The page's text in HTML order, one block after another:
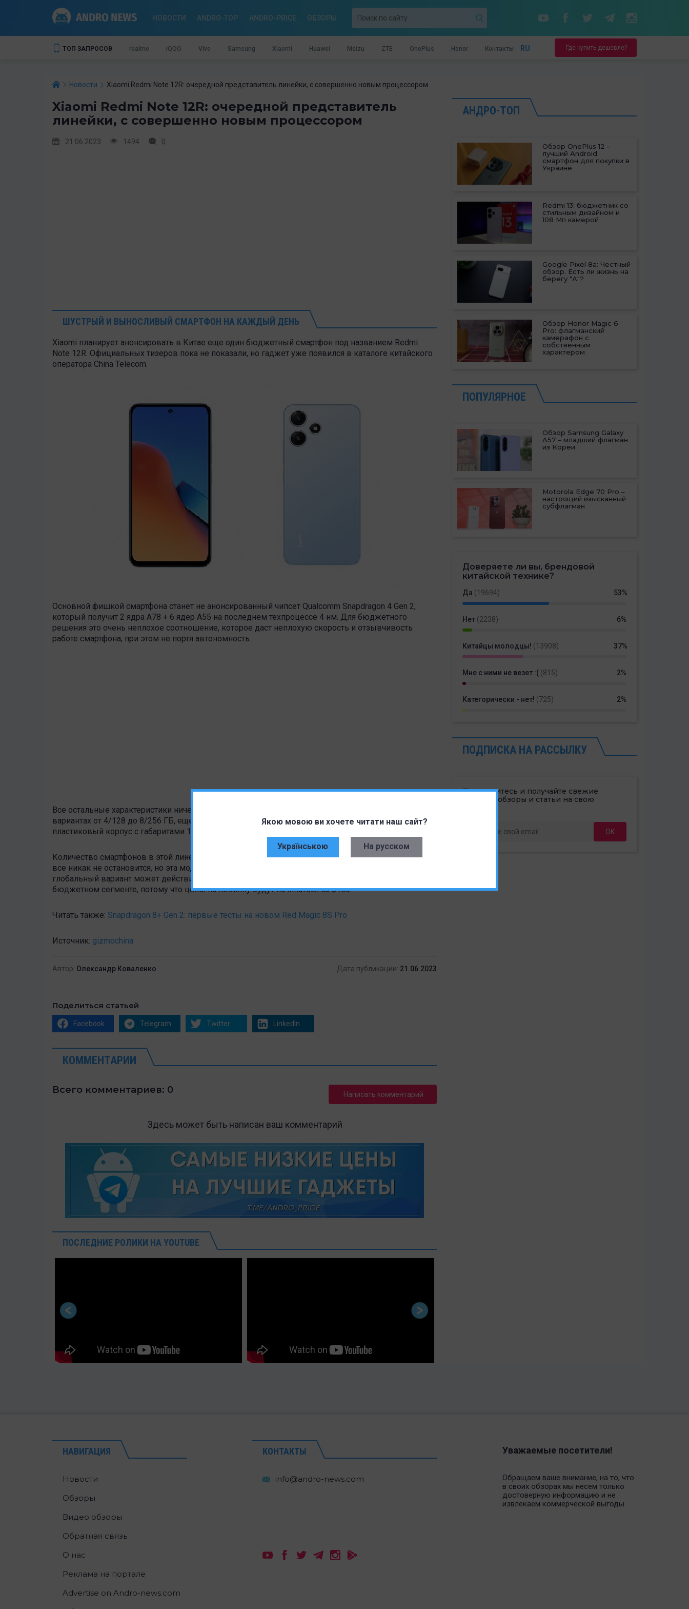
Якою мовою ви хочете читати наш сайт?
Українською На русском
НОВОСТИ ANDRO-TOP ANDRO-PRICE ОБЗОРЫ
ТОП ЗАПРОСОВ realme iQOO Vivo Samsung Xiaomi Huawei Meizu ZTE OnePlus Honor Контакты RU Где купить дешевле?
Новости Xiaomi Redmi Note 12R: очередной представитель линейки, с совершенно новым процессором
Xiaomi Redmi Note 12R: очередной представитель
линейки, с совершенно новым процессором
21.06.2023 1494 0
ШУСТРЫЙ И ВЫНОСЛИВЫЙ СМАРТФОН НА КАЖДЫЙ ДЕНЬ
Xiaomi планирует анонсировать в Китае еще один бюджетный смартфон под названием Redmi
Note 12R. Официальных тизеров пока не показали, но гаджет уже появился в каталоге китайского
оператора China Telecom.
Основной фишкой смартфона станет не анонсированный чипсет Qualcomm Snapdragon 4 Gen 2,
который получит 2 ядра А78 + 6 ядер А55 на последнем техпроцессе 4 нм. Для бюджетного
решения это очень неплохое соотношение, которое даст неплохую скорость и отзывчивость
работе смартфона, при этом не портя автономность.
Все остальные характеристики ничем не выделяются: 6,79-дюймовый дисплей Full HD+, память в
вариантах от 4/128 до 8/256 ГБ, еще и с поддержкой microSD. Аккумулятор на 5000 мАч и
пластиковый корпус с габаритами 168,6 х 76,28 х 8,17 мм при весе 199 г.
Количество смартфонов в этой линейке уже не просто поражает, а немного раздражает. Конвейер
все никак не остановится, но эта модель хоть не переименованный предшественник, и ее
глобальный вариант может действительно стать довольно привлекательной покупкой в
бюджетном сегменте, потому что цены на новинку будут начинаться со $150.
Читать также: Snapdragon 8+ Gen 2: первые тесты на новом Red Magic 8S Pro
Источник: gizmochina
Автор: Олександр Коваленко Дата публикации: 21.06.2023
Поделиться статьей
Facebook Telegram Twitter LinkedIn
КОММЕНТАРИИ
Всего комментариев: 0 Написать комментарий
Здесь может быть написан ваш комментарий
ПОСЛЕДНИЕ РОЛИКИ НА YOUTUBE
АНДРО-ТОП
Обзор OnePlus 12 –
лучший Android
смартфон для покупки в
Украине
Redmi 13: бюджетник со
стильным дизайном и
108 Мп камерой
Google Pixel 8a: Честный
обзор. Есть ли жизнь на
берегу "А"?
Обзор Honor Magic 6
Pro: флагманский
камерафон с
собственным
характером
ПОПУЛЯРНОЕ
Обзор Samsung Galaxy
A57 – младший флагман
из Кореи
Motorola Edge 70 Pro –
настоящий изысканный
субфлагман
Доверяете ли вы, брендовой
китайской технике?
Да (19694) 53%
Нет (2238) 6%
Китайцы молодцы! (13908) 37%
Мне с ними не везет :( (815) 2%
Категорически - нет! (725) 2%
ПОДПИСКА НА РАССЫЛКУ
Подпишитесь и получайте свежие
новости, обзоры и статьи на свою
ОК
НАВИГАЦИЯ
Новости
Обзоры
Видео обзоры
Обратная связь
О нас
Реклама на портале
Advertise on Andro-news.com
КОНТАКТЫ Уважаемые посетители!
Обращаем ваше внимание, на то, что
в своих обзорах мы несем только
достоверную информацию и не
извлекаем коммерческой выгоды.